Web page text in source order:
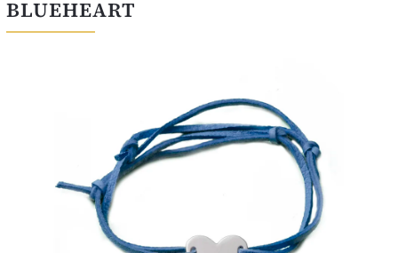
BLUEHEART